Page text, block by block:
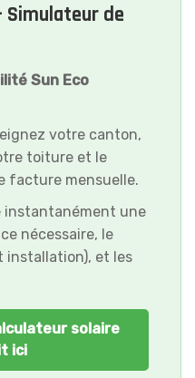
de
Sun Eco
votre canton,
toiture et le
facture mensuelle.
instantanément une
nécessaire, le
installation), et les
solaire
ici